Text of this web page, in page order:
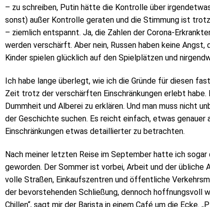
– zu schreiben, Putin hätte die Kontrolle über
sonst) außer Kontrolle geraten und die Stimmung ist
– ziemlich entspannt. Ja, die Zahlen der Corona-
werden verschärft. Aber nein, Russen haben keine
Kinder spielen glücklich auf den Spielplätzen und
Ich habe lange überlegt, wie ich die Gründe für diesen
Zeit trotz der verschärften Einschränkungen erlebt
Dummheit und Alberei zu erklären. Und man muss nicht
der Geschichte suchen. Es reicht einfach, etwas genauer
Einschränkungen etwas detaillierter zu betrachten.
Nach meiner letzten Reise im September hatte ich
geworden. Der Sommer ist vorbei, Arbeit und der übliche
volle Straßen, Einkaufszentren und öffentliche
der bevorstehenden Schließung, dennoch hoffnungsvoll
Chillen“, sagt mir der Barista in einem Café um die Ecke.